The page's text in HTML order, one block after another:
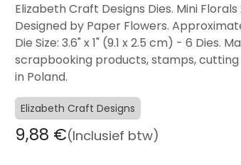
Elizabeth Craft Designs Dies. Mini
Designed by Paper Flowers.
Die Size: 3.6" x 1" (9.1 x 2.5 cm) - 6 Dies.
scrapbooking products, stamps, cutting
in Poland.
Elizabeth Craft Designs
9,88 €(Inclusief btw)